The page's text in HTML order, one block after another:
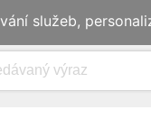
služeb,